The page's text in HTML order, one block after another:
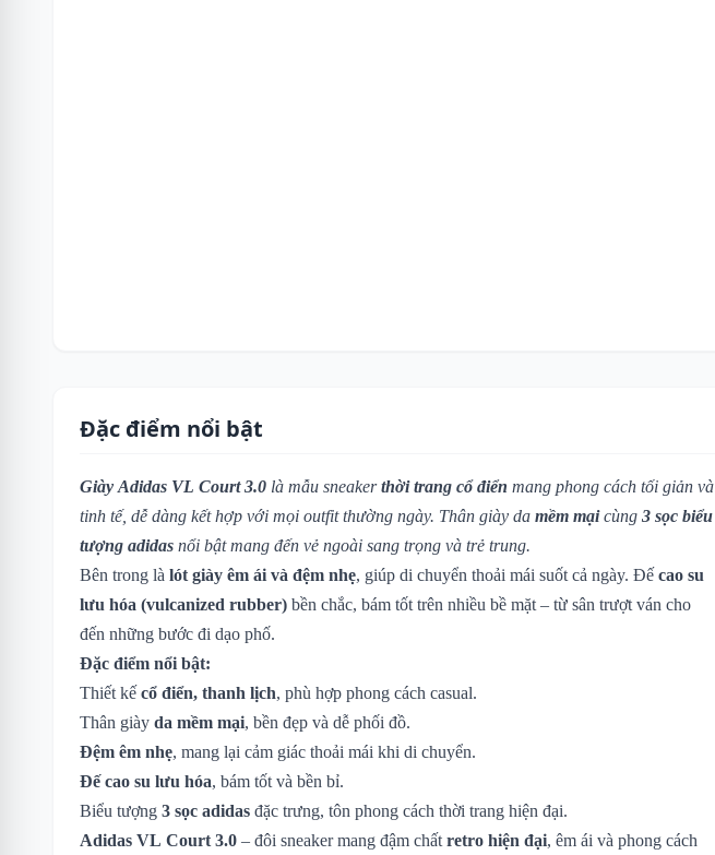
Đặc điểm nổi bật
Giày Adidas VL Court 3.0 là mẫu sneakerthời trang cổ điển mang phong cách tối giản và
tinh tế, dễ dàng kết hợp với mọi outfit thường ngày. Thân giày da mềm mạicùng 3 sọc biểu
tượng adidas nổi bật mang đến vẻ ngoài sang trọng và trẻ trung.
Bên trong là lót giày êm ái và đệm nhẹ, giúp di chuyển thoải mái suốt cả ngày. Đế cao su
lưu hóa (vulcanized rubber) bền chắc, bám tốt trên nhiều bề mặt – từ sân trượt ván cho
đến những bước đi dạo phố.
Đặc điểm nổi bật:
Thiết kế cổ điển, thanh lịch, phù hợp phong cách casual.
Thân giày da mềm mại, bền đẹp và dễ phối đồ.
Đệm êm nhẹ, mang lại cảm giác thoải mái khi di chuyển.
Đế cao su lưu hóa, bám tốt và bền bỉ.
Biểu tượng 3 sọc adidas đặc trưng, tôn phong cách thời trang hiện đại.
Adidas VL Court 3.0 – đôi sneaker mang đậm chất retro hiện đại, êm ái và phong cách